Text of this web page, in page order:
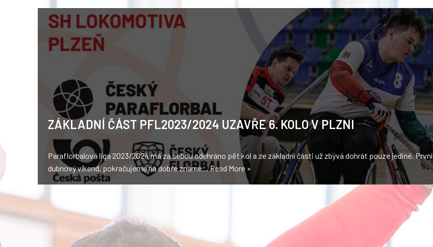
ZÁKLADNÍ ČÁST PFL2023/2024 UZAVŘE 6. KOLO V PLZNI
Paraflorbalová liga 2023/2024 má za sebou odehráno pět kol a ze základní části už zbývá dohrát pouze jediné. První
dubnový víkend, pokračujeme na dobře známe…Read More »